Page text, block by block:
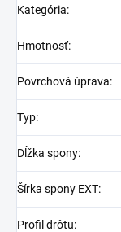
Kategória:
Hmotnosť:
Povrchová úprava:
Typ:
Dĺžka spony:
Šírka spony EXT:
Profil drôtu: